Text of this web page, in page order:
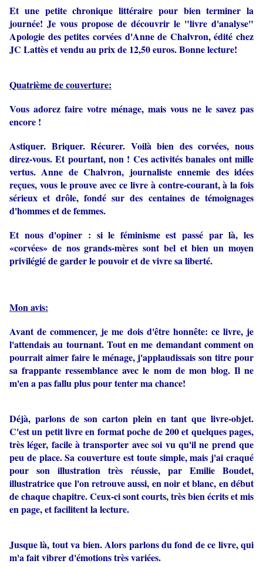
Et une petite chronique littéraire pour bien terminer la
journée! Je vous propose de découvrir le "livre d'analyse"
Apologie des petites corvées d'Anne de Chalvron, édité chez
JC Lattès et vendu au prix de 12,50 euros. Bonne lecture!
Quatrième de couverture:
Vous adorez faire votre ménage, mais vous ne le savez pas
encore !
Astiquer. Briquer. Récurer. Voilà bien des corvées, nous
direz-vous. Et pourtant, non ! Ces activités banales ont mille
vertus. Anne de Chalvron, journaliste ennemie des idées
reçues, vous le prouve avec ce livre à contre-courant, à la fois
sérieux et drôle, fondé sur des centaines de témoignages
d'hommes et de femmes.
Et nous d'opiner : si le féminisme est passé par là, les
«corvées» de nos grands-mères sont bel et bien un moyen
privilégié de garder le pouvoir et de vivre sa liberté.
Mon avis:
Avant de commencer, je me dois d'être honnête: ce livre, je
l'attendais au tournant. Tout en me demandant comment on
pourrait aimer faire le ménage, j'applaudissais son titre pour
sa frappante ressemblance avec le nom de mon blog. Il ne
m'en a pas fallu plus pour tenter ma chance!
Déjà, parlons de son carton plein en tant que livre-objet.
C'est un petit livre en format poche de 200 et quelques pages,
très léger, facile à transporter avec soi vu qu'il ne prend que
peu de place. Sa couverture est toute simple, mais j'ai craqué
pour son illustration très réussie, par Emilie Boudet,
illustratrice que l'on retrouve aussi, en noir et blanc, en début
de chaque chapitre. Ceux-ci sont courts, très bien écrits et mis
en page, et facilitent la lecture.
Jusque là, tout va bien. Alors parlons du fond de ce livre, qui
m'a fait vibrer d'émotions très variées.